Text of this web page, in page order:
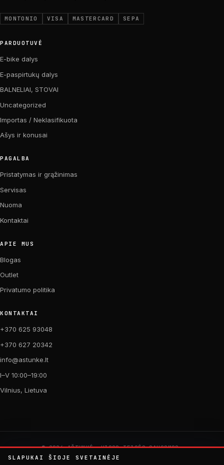
MONTONIO VISA MASTERCARD SEPA
PARDUOTUVĖ
E-bike dalys
E-paspirtukų dalys
BALNELIAI, STOVAI
Uncategorized
Importas / Neklasifikuota
Ašys ir konusai
PAGALBA
Pristatymas ir grąžinimas
Servisas
Nuoma
Kontaktai
APIE MUS
Blogas
Outlet
Privatumo politika
KONTAKTAI
+370 625 93048
+370 627 20342
info@astunke.lt
I–V 10:00–19:00
Vilnius, Lietuva
© 2026 AŠTUNKĖ. VISOS TEISĖS SAUGOMOS.
PAGAMINTA SU MEILE DVIRAČIAMS. 🚴
SLAPUKAI ŠIOJE SVETAINĖJE